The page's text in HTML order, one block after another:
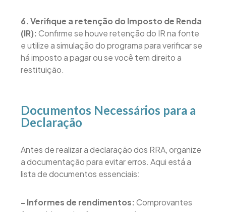
6. Verifique a retenção do Imposto de Renda
(IR):Confirme se houve retenção do IR na fonte
e utilize a simulação do programa para verificar se
há imposto a pagar ou se você tem direito a
restituição.
Documentos Necessários para a
Declaração
Antes de realizar a declaração dos RRA, organize
a documentação para evitar erros. Aqui está a
lista de documentos essenciais:
- Informes de rendimentos:Comprovantes